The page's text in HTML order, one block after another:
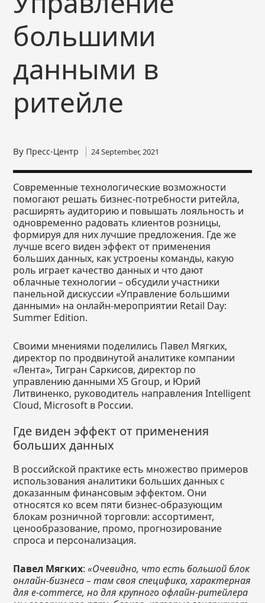
большими
данными в
ритейле
By Пресс-Центр 24 September, 2021
Современные технологические возможности
помогают решать бизнес-потребности ритейла,
расширять аудиторию и повышать лояльность и
одновременно радовать клиентов розницы,
формируя для них лучшие предложения. Где же
лучше всего виден эффект от применения
больших данных, как устроены команды, какую
роль играет качество данных и что дают
облачные технологии – обсудили участники
панельной дискуссии «Управление большими
данными» на онлайн-мероприятии Retail Day:
Summer Edition.
Своими мнениями поделились Павел Мягких,
директор по продвинутой аналитике компании
«Лента», Тигран Саркисов, директор по
управлению данными X5 Group, и Юрий
Литвиненко, руководитель направления Intelligent
Cloud, Microsoft в России.
Где виден эффект от применения
больших данных
В российской практике есть множество примеров
использования аналитики больших данных с
доказанным финансовым эффектом. Они
относятся ко всем пяти бизнес-образующим
блокам розничной торговли: ассортимент,
ценообразование, промо, прогнозирование
спроса и персонализация.
Павел Мягких:«Очевидно, что есть большой блок
онлайн-бизнеса – там своя специфика, характерная
для e-commerce, но для крупного офлайн-ритейлера